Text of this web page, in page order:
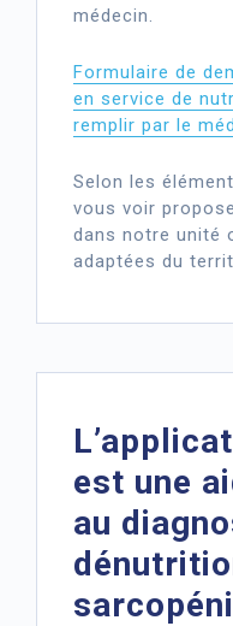
médecin.
Formulaire de
en service de
remplir par le
Selon les
vous voir
dans notre unité
adaptées du
est une
au